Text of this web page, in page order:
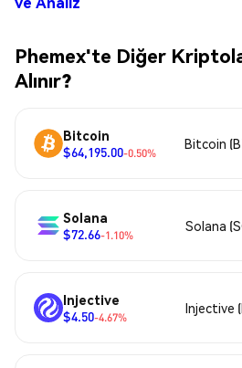
Phemex'te Diğer
Alınır?
Bitcoin
$64,195.00-0.50%
Bitcoin
Solana
$72.66-1.10%
Solana
Injective
$4.50-4.67%
Injective